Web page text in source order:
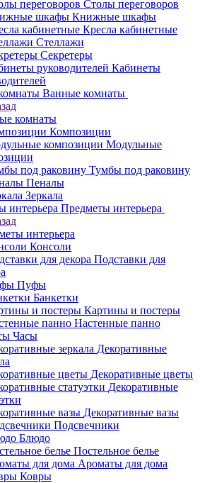
Столы переговоров
Книжные шкафы
Кресла кабинетные
Стеллажи
Секретеры
Кабинеты
Ванные комнаты
комнаты
Композиции
Модульные
Тумбы под раковину
Пеналы
Зеркала
Предметы интерьера
интерьера
Консоли
Подставки для
Пуфы
Банкетки
Картины и постеры
Настенные панно
Часы
Декоративные
Декоративные цветы
Декоративные
Декоративные вазы
Подсвечники
Блюдо
Постельное белье
Ароматы для дома
Ковры